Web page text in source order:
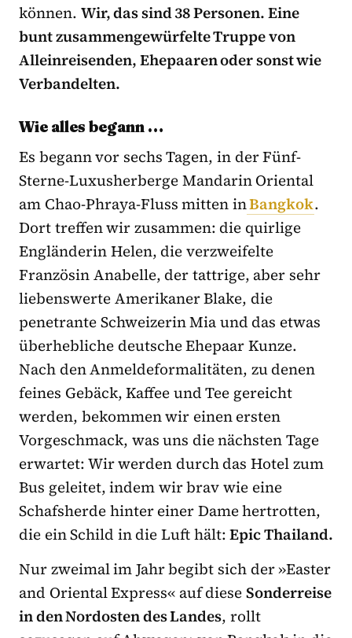
können. Wir, das sind 38 Personen. Eine
bunt zusammengewürfelte Truppe von
Alleinreisenden, Ehepaaren oder sonst wie
Verbandelten.
Wie alles begann …
Es begann vor sechs Tagen, in der Fünf-
Sterne-Luxusherberge Mandarin Oriental
am Chao-Phraya-Fluss mitten inBangkok.
Dort treffen wir zusammen: die quirlige
Engländerin Helen, die verzweifelte
Französin Anabelle, der tattrige, aber sehr
liebenswerte Amerikaner Blake, die
penetrante Schweizerin Mia und das etwas
überhebliche deutsche Ehepaar Kunze.
Nach den Anmeldeformalitäten, zu denen
feines Gebäck, Kaffee und Tee gereicht
werden, bekommen wir einen ersten
Vorgeschmack, was uns die nächsten Tage
erwartet: Wir werden durch das Hotel zum
Bus geleitet, indem wir brav wie eine
Schafsherde hinter einer Dame hertrotten,
die ein Schild in die Luft hält:Epic Thailand.
Nur zweimal im Jahr begibt sich der »Easter
and Oriental Express« auf dieseSonderreise
in den Nordosten des Landes, rollt